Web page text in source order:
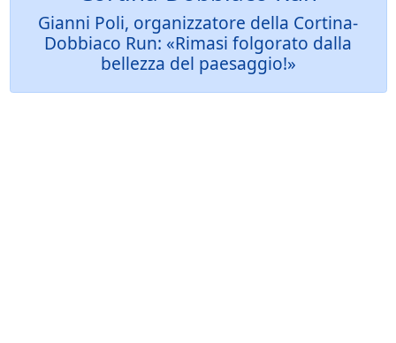
Gianni Poli, organizzatore della Cortina-
Dobbiaco Run: «Rimasi folgorato dalla
bellezza del paesaggio!»